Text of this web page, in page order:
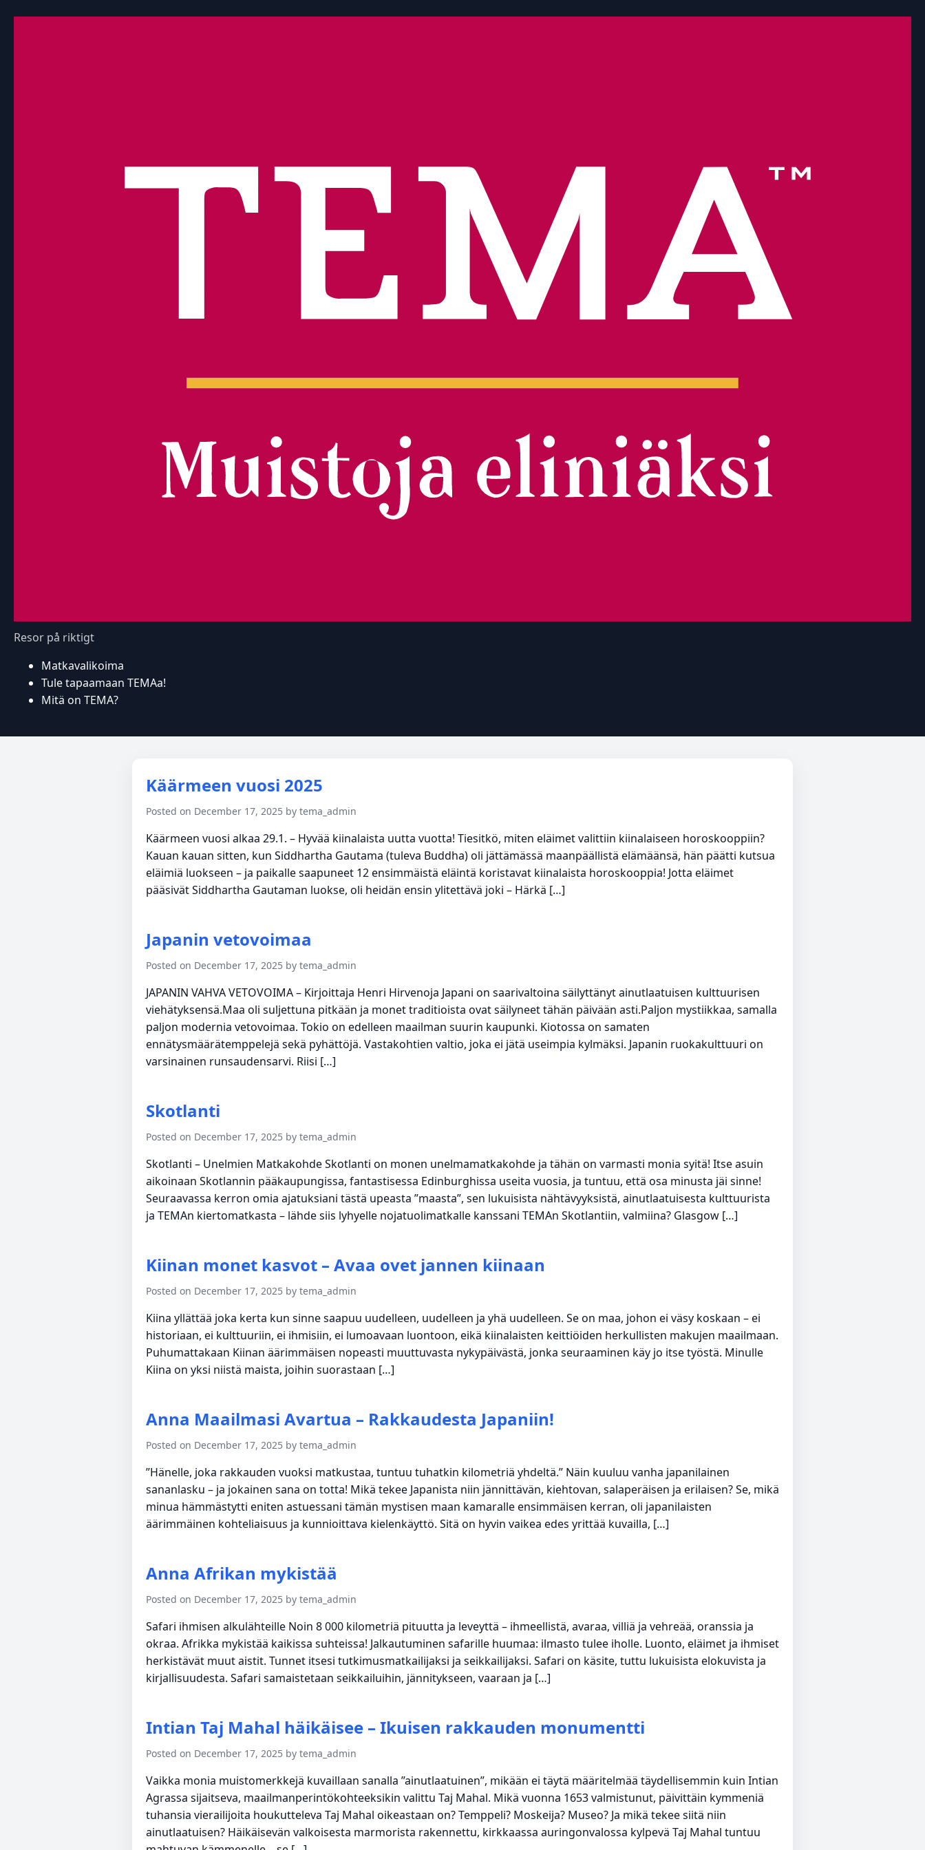
Resor på riktigt
Matkavalikoima
Tule tapaamaan TEMAa!
Mitä on TEMA?
Käärmeen vuosi 2025
Posted on December 17, 2025 by tema_admin
Käärmeen vuosi alkaa 29.1. – Hyvää kiinalaista uutta vuotta! Tiesitkö, miten eläimet valittiin kiinalaiseen horoskooppiin?
Kauan kauan sitten, kun Siddhartha Gautama (tuleva Buddha) oli jättämässä maanpäällistä elämäänsä, hän päätti kutsua
eläimiä luokseen – ja paikalle saapuneet 12 ensimmäistä eläintä koristavat kiinalaista horoskooppia! Jotta eläimet
pääsivät Siddhartha Gautaman luokse, oli heidän ensin ylitettävä joki – Härkä […]
Japanin vetovoimaa
Posted on December 17, 2025 by tema_admin
JAPANIN VAHVA VETOVOIMA – Kirjoittaja Henri Hirvenoja Japani on saarivaltoina säilyttänyt ainutlaatuisen kulttuurisen
viehätyksensä.Maa oli suljettuna pitkään ja monet traditioista ovat säilyneet tähän päivään asti.Paljon mystiikkaa, samalla
paljon modernia vetovoimaa. Tokio on edelleen maailman suurin kaupunki. Kiotossa on samaten
ennätysmäärätemppelejä sekä pyhättöjä. Vastakohtien valtio, joka ei jätä useimpia kylmäksi. Japanin ruokakulttuuri on
varsinainen runsaudensarvi. Riisi […]
Skotlanti
Posted on December 17, 2025 by tema_admin
Skotlanti – Unelmien Matkakohde Skotlanti on monen unelmamatkakohde ja tähän on varmasti monia syitä! Itse asuin
aikoinaan Skotlannin pääkaupungissa, fantastisessa Edinburghissa useita vuosia, ja tuntuu, että osa minusta jäi sinne!
Seuraavassa kerron omia ajatuksiani tästä upeasta ”maasta”, sen lukuisista nähtävyyksistä, ainutlaatuisesta kulttuurista
ja TEMAn kiertomatkasta – lähde siis lyhyelle nojatuolimatkalle kanssani TEMAn Skotlantiin, valmiina? Glasgow […]
Kiinan monet kasvot – Avaa ovet jannen kiinaan
Posted on December 17, 2025 by tema_admin
Kiina yllättää joka kerta kun sinne saapuu uudelleen, uudelleen ja yhä uudelleen. Se on maa, johon ei väsy koskaan – ei
historiaan, ei kulttuuriin, ei ihmisiin, ei lumoavaan luontoon, eikä kiinalaisten keittiöiden herkullisten makujen maailmaan.
Puhumattakaan Kiinan äärimmäisen nopeasti muuttuvasta nykypäivästä, jonka seuraaminen käy jo itse työstä. Minulle
Kiina on yksi niistä maista, joihin suorastaan […]
Anna Maailmasi Avartua – Rakkaudesta Japaniin!
Posted on December 17, 2025 by tema_admin
”Hänelle, joka rakkauden vuoksi matkustaa, tuntuu tuhatkin kilometriä yhdeltä.” Näin kuuluu vanha japanilainen
sananlasku – ja jokainen sana on totta! Mikä tekee Japanista niin jännittävän, kiehtovan, salaperäisen ja erilaisen? Se, mikä
minua hämmästytti eniten astuessani tämän mystisen maan kamaralle ensimmäisen kerran, oli japanilaisten
äärimmäinen kohteliaisuus ja kunnioittava kielenkäyttö. Sitä on hyvin vaikea edes yrittää kuvailla, […]
Anna Afrikan mykistää
Posted on December 17, 2025 by tema_admin
Safari ihmisen alkulähteille Noin 8 000 kilometriä pituutta ja leveyttä – ihmeellistä, avaraa, villiä ja vehreää, oranssia ja
okraa. Afrikka mykistää kaikissa suhteissa! Jalkautuminen safarille huumaa: ilmasto tulee iholle. Luonto, eläimet ja ihmiset
herkistävät muut aistit. Tunnet itsesi tutkimusmatkailijaksi ja seikkailijaksi. Safari on käsite, tuttu lukuisista elokuvista ja
kirjallisuudesta. Safari samaistetaan seikkailuihin, jännitykseen, vaaraan ja […]
Intian Taj Mahal häikäisee – Ikuisen rakkauden monumentti
Posted on December 17, 2025 by tema_admin
Vaikka monia muistomerkkejä kuvaillaan sanalla ”ainutlaatuinen”, mikään ei täytä määritelmää täydellisemmin kuin Intian
Agrassa sijaitseva, maailmanperintökohteeksikin valittu Taj Mahal. Mikä vuonna 1653 valmistunut, päivittäin kymmeniä
tuhansia vierailijoita houkutteleva Taj Mahal oikeastaan on? Temppeli? Moskeija? Museo? Ja mikä tekee siitä niin
ainutlaatuisen? Häikäisevän valkoisesta marmorista rakennettu, kirkkaassa auringonvalossa kylpevä Taj Mahal tuntuu